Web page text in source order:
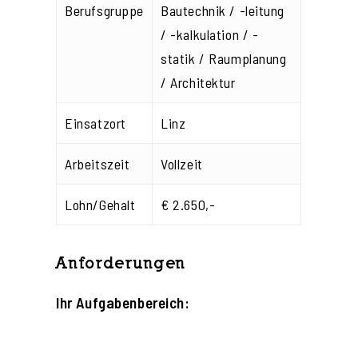
Berufsgruppe
Bautechnik / -leitung
/ -kalkulation / -
statik / Raumplanung
/ Architektur
Einsatzort Linz
Arbeitszeit Vollzeit
Lohn/Gehalt € 2.650,-
Anforderungen
Ihr Aufgabenbereich: